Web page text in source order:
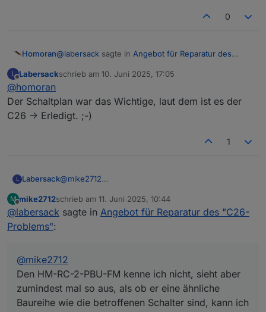
0
Homoran@labersack sagte in Angebot für Reparatur des
Sender ;-)
kann ich die Anleitung wieder vergraben oder
L
Offline
Labersackschrieb am 10. Juni 2025, 17:05
zuletzt editiert von
@homoran
Der Schaltplan war das Wichtige, laut dem ist es der
C26 -> Erledigt. ;-)
1
L Labersack@mike2712
zumindest mal so aus, als ob er eine ähnliche
Baureihe wie die betroffenen Schalter sind, kann
Die HmIP Komponenten sind allerdings nicht von
diesem Problem betroffen, da ist wohl was anderes
defekt, die brauchst du nicht mitzuschicken.
M
Offline
mike2712schrieb am 11. Juni 2025, 10:44
zuletzt editiert von
@labersack sagte in Angebot für Reparatur des "C26-
Problems":
@mike2712
Den HM-RC-2-PBU-FM kenne ich nicht, sieht aber
zumindest mal so aus, als ob er eine ähnliche
Baureihe wie die betroffenen Schalter sind, kann ich